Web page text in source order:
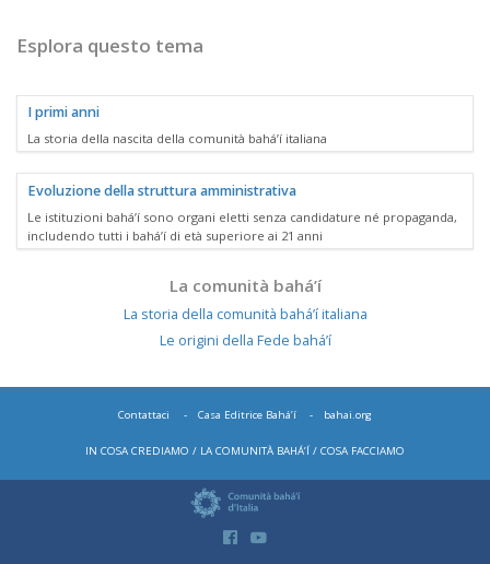
Esplora questo tema
I primi anni
La storia della nascita della comunità bahá’í italiana
Evoluzione della struttura amministrativa
Le istituzioni bahá’í sono organi eletti senza candidature né propaganda,
includendo tutti i bahá’í di età superiore ai 21 anni
La comunità bahá’í
La storia della comunità bahá’í italiana
Le origini della Fede bahá’í
Contattaci Casa Editrice Bahá’í bahai.org
IN COSA CREDIAMO LA COMUNITÀ BAHÁ’Í COSA FACCIAMO